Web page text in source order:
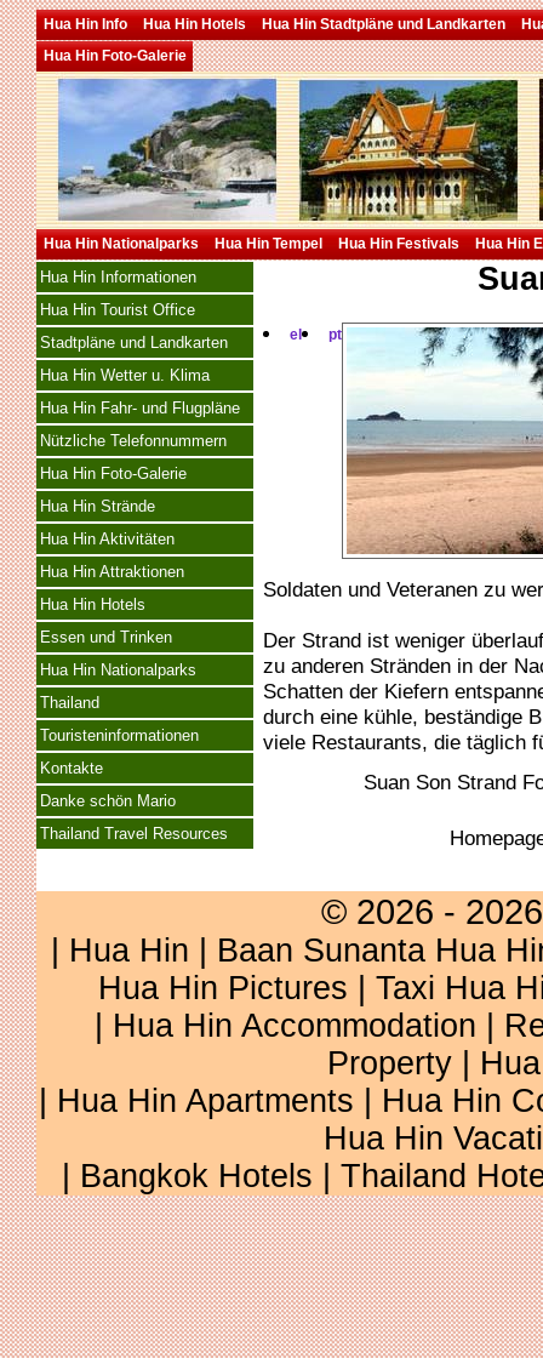
Hua Hin Info Hua Hin Hotels Hua Hin Stadtpläne und Landkarten
Hua Hin Foto-Galerie
Hua Hin Nationalparks Hua Hin Tempel Hua Hin Festivals Hua Hin
Hua Hin Informationen
Hua Hin Tourist Office
Stadtpläne und Landkarten
Hua Hin Wetter u. Klima
Hua Hin Fahr- und Flugpläne
Nützliche Telefonnummern
Hua Hin Foto-Galerie
Hua Hin Strände
Hua Hin Aktivitäten
Hua Hin Attraktionen
Hua Hin Hotels
Essen und Trinken
Hua Hin Nationalparks
Thailand
Touristeninformationen
Kontakte
Danke schön Mario
Thailand Travel Resources
el pt
Soldaten und Veteranen zu
Der Strand ist weniger
zu anderen Stränden in der
Schatten der Kiefern
durch eine kühle, beständige
viele Restaurants, die täglich
Suan Son Strand
© 2026 -
Hua Hin
Baan Sunanta Hua
Hua Hin Pictures
Taxi Hua
Hua Hin Accommodation
Property
Hua Hin Apartments
Hua Hin
Hua Hin
Bangkok Hotels Thailand